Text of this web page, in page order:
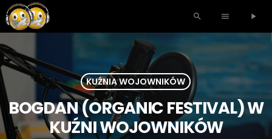
search menu play_arrow
KUŹNIA WOJOWNIKÓW
BOGDAN (ORGANIC FESTIVAL) W
KUŹNI WOJOWNIKÓW